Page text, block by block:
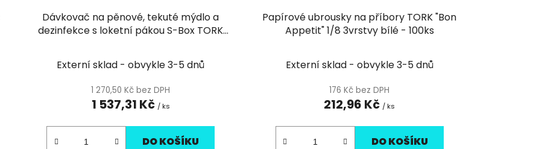
Dávkovač na pěnové, tekuté mýdlo a
dezinfekce s loketní pákou S-Box TORK
Externí sklad - obvykle 3-5 dnů
1 270,50 Kč bez DPH
1 537,31 Kč / ks
DO KOŠÍKU
Papírové ubrousky na příbory TORK "Bon
Appetit" 1/8 3vrstvy bílé - 100ks
Externí sklad - obvykle 3-5 dnů
176 Kč bez DPH
212,96 Kč / ks
DO KOŠÍKU